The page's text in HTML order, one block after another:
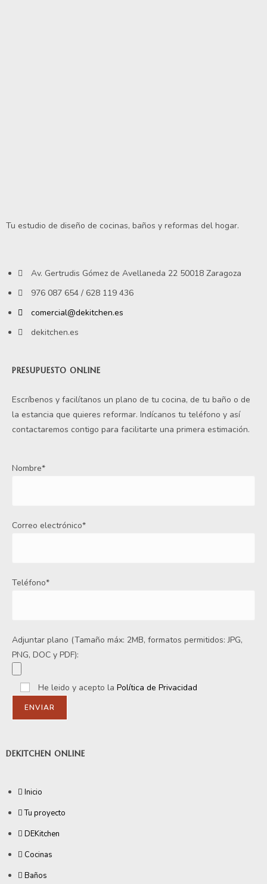
Tu estudio de diseño de cocinas, baños y reformas del hogar.
Av. Gertrudis Gómez de Avellaneda 22 50018 Zaragoza
976 087 654 / 628 119 436
comercial@dekitchen.es
dekitchen.es
PRESUPUESTO ONLINE
Escríbenos y facilítanos un plano de tu cocina, de tu baño o de
la estancia que quieres reformar. Indícanos tu teléfono y así
contactaremos contigo para facilitarte una primera estimación.
Nombre*
Correo electrónico*
Teléfono*
Adjuntar plano (Tamaño máx: 2MB, formatos permitidos: JPG,
PNG, DOC y PDF):
He leido y acepto la Política de Privacidad
DEKITCHEN ONLINE
Inicio
Tu proyecto
DEKitchen
Cocinas
Baños